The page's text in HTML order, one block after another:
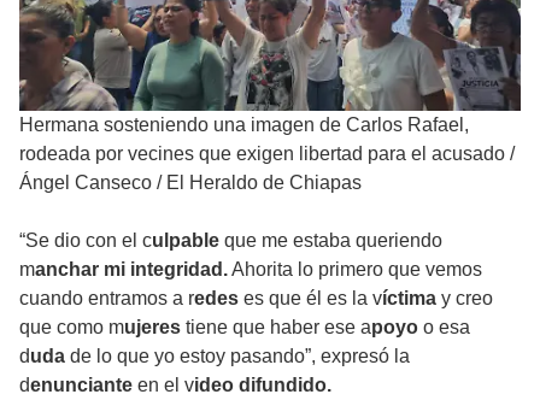
Hermana sosteniendo una imagen de Carlos Rafael,
rodeada por vecines que exigen libertad para el acusado /
Ángel Canseco / El Heraldo de Chiapas
“Se dio con el culpable que me estaba queriendo
manchar mi integridad.Ahorita lo primero que vemos
cuando entramos a redes es que él es la víctima y creo
que como mujeres tiene que haber ese apoyo o esa
duda de lo que yo estoy pasando”, expresó la
denunciante en el video difundido.